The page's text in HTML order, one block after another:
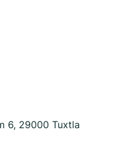
6, 29000 Tuxtla